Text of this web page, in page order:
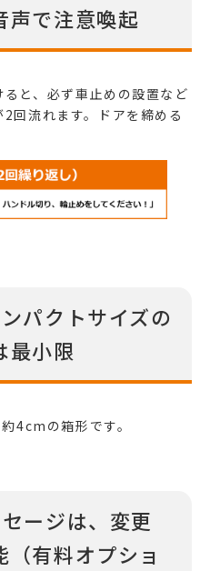
声で注意喚起
と、必ず車止めの設置など
回流れます。ドアを締める
パクトサイズの
最小限
4cmの箱形です。
ージは、変更
（有料オプショ